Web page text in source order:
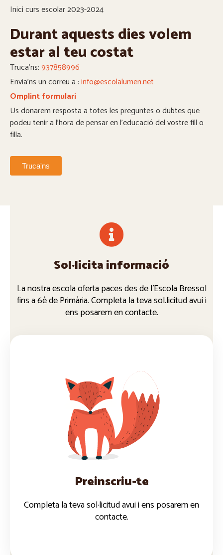
Inici curs escolar 2023-2024
Durant aquests dies volem
estar al teu costat
Truca’ns:937858996
Envia’ns un correu a :info@escolalumen.net
Omplint formulari
Us donarem resposta a totes les preguntes o dubtes que
podeu tenir a l’hora de pensar en l’educació del vostre fill o
filla.
Truca'ns
Sol·licita informació
La nostra escola oferta paces des de l'Escola Bressol
fins a 6è de Primària. Completa la teva sol.licitud avui i
ens posarem en contacte.
Preinscriu-te
Completa la teva sol·licitud avui i ens posarem en
contacte.
Fer la matrícula